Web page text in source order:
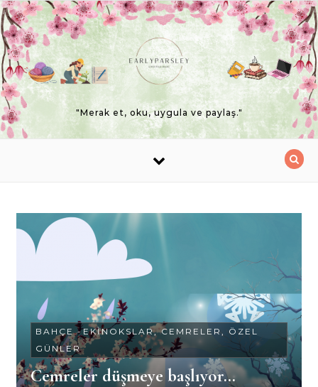
Skip to content
"Merak et, oku, uygula ve paylaş."
BAHÇE-EKINOKSLAR, CEMRELER, ÖZEL
GÜNLER
Cemreler düşmeye başlıyor…